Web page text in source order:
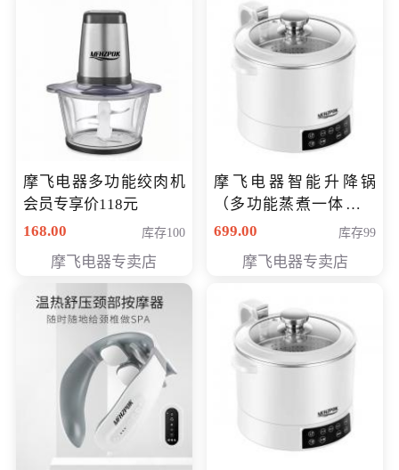
摩飞电器多功能绞肉机
会员专享价118元
168.00
库存100
摩飞电器专卖店
摩飞电器智能升降锅
（多功能蒸煮一体锅）
（智能升降养生锅） 会
699.00 库存99
摩飞电器专卖店